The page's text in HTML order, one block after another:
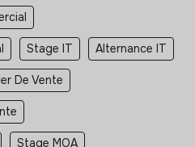
Stage IT Alternance IT
De Vente
Stage MOA